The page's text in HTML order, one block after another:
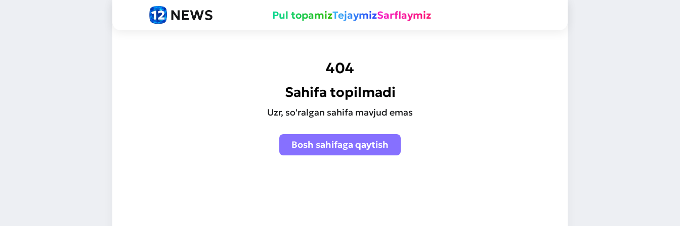
Pul topamizTejaymizSarflaymiz
404
Sahifa topilmadi
Uzr, so'ralgan sahifa mavjud emas
Bosh sahifaga qaytish